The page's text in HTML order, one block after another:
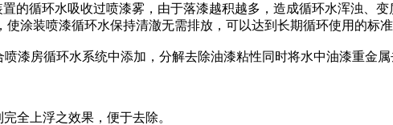
的循环水吸收过喷漆雾，由于落漆越积越多，造成循环水浑浊、
使涂装喷漆循环水保持清澈无需排放，可以达到长期循环使用的标准
漆房循环水系统中添加，分解去除油漆粘性同时将水中油漆重金
全上浮之效果，便于去除。